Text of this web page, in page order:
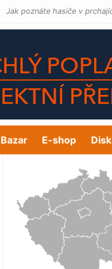
Jak poznáte hasiče v
Bazar E-shop